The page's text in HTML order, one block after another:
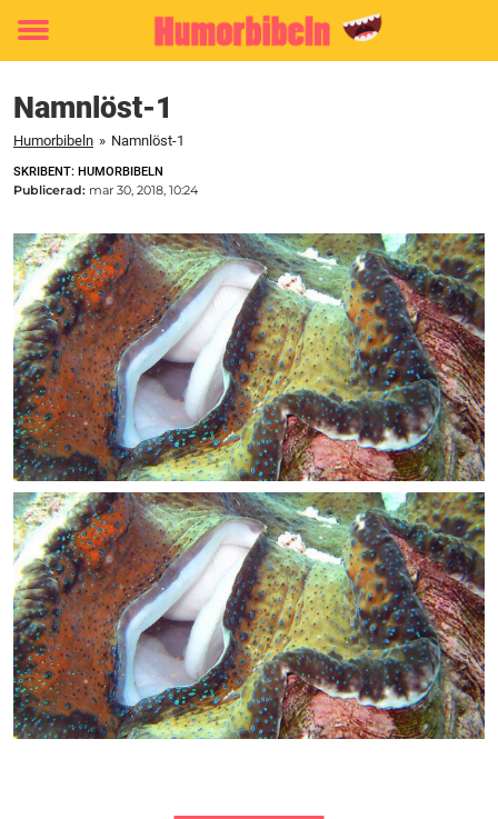
Toggle
Namnlöst-1
Humorbibeln » Namnlöst-1
SKRIBENT: HUMORBIBELN
Publicerad: mar 30, 2018, 10:24